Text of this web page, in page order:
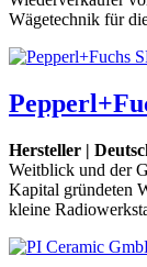
Wägetechnik für
Hersteller |
Weitblick und der
Kapital gründeten
kleine